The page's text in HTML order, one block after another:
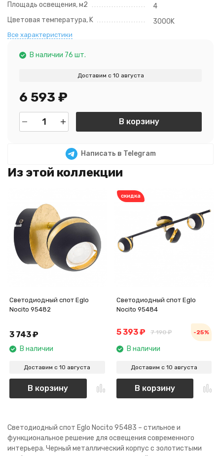
Площадь освещения, м2
4
Цветовая температура, K
3000K
Все характеристики
В наличии 76 шт.
Доставим с 10 августа
6 593 ₽
В корзину
Написать в Telegram
Из этой коллекции
Светодиодный спот Eglo
Nocito 95482
3 743₽
В наличии
Доставим с 10 августа
В корзину
скидка
Светодиодный спот Eglo
Nocito 95484
5 393₽ 7 190 ₽ -25%
В наличии
Доставим с 10 августа
В корзину
Светодиодный спот Eglo Nocito 95483 – стильное и
функциональное решение для освещения современного
интерьера. Черный металлический корпус с золотистыми